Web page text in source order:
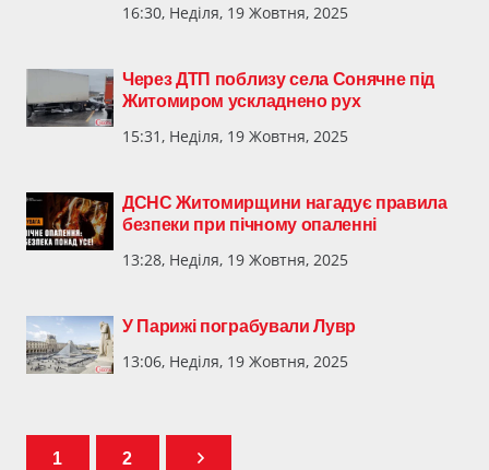
16:30, Неділя, 19 Жовтня, 2025
Через ДТП поблизу села Сонячне під
Житомиром ускладнено рух
15:31, Неділя, 19 Жовтня, 2025
ДСНС Житомирщини нагадує правила
безпеки при пічному опаленні
13:28, Неділя, 19 Жовтня, 2025
У Парижі пограбували Лувр
13:06, Неділя, 19 Жовтня, 2025
1 2